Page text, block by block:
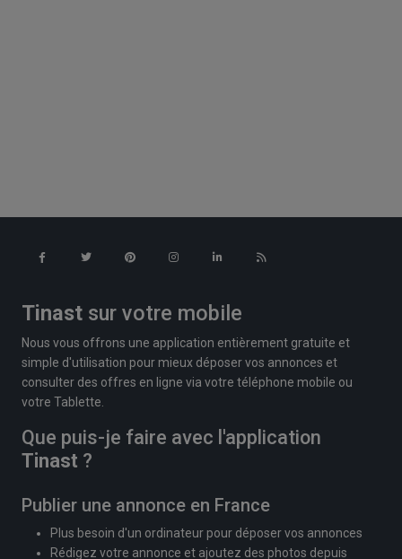
Tinast sur votre mobile
Nous vous offrons une application entièrement gratuite et
simple d'utilisation pour mieux déposer vos annonces et
consulter des offres en ligne via votre téléphone mobile ou
votre Tablette.
Que puis-je faire avec l'application
Tinast ?
Publier une annonce en France
Plus besoin d'un ordinateur pour déposer vos annonces
Rédigez votre annonce et ajoutez des photos depuis